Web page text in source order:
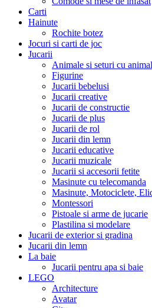
Carti
Hainute
Rochite botez
Jocuri si carti de joc
Jucarii
Animale si seturi cu
Figurine
Jucarii bebelusi
Jucarii creative
Jucarii de constructie
Jucarii de plus
Jucarii de rol
Jucarii din lemn
Jucarii educative
Jucarii muzicale
Jucarii si accesorii fetite
Masinute cu telecomanda
Masinute, Motociclete,
Montessori
Pistoale si arme de jucarie
Plastilina si modelare
Jucarii de exterior si gradina
Jucarii din lemn
La baie
Jucarii pentru apa si baie
LEGO
Architecture
Avatar